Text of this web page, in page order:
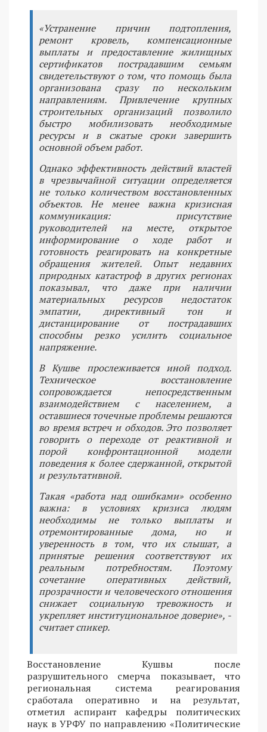
«Устранение причин подтопления,
ремонт кровель, компенсационные
выплаты и предоставление жилищных
сертификатов пострадавшим семьям
свидетельствуют о том, что помощь была
организована сразу по нескольким
направлениям. Привлечение крупных
строительных организаций позволило
быстро мобилизовать необходимые
ресурсы и в сжатые сроки завершить
основной объем работ.
Однако эффективность действий властей
в чрезвычайной ситуации определяется
не только количеством восстановленных
объектов. Не менее важна кризисная
коммуникация: присутствие
руководителей на месте, открытое
информирование о ходе работ и
готовность реагировать на конкретные
обращения жителей. Опыт недавних
природных катастроф в других регионах
показывал, что даже при наличии
материальных ресурсов недостаток
эмпатии, директивный тон и
дистанцирование от пострадавших
способны резко усилить социальное
напряжение.
В Кушве прослеживается иной подход.
Техническое восстановление
сопровождается непосредственным
взаимодействием с населением, а
оставшиеся точечные проблемы решаются
во время встреч и обходов. Это позволяет
говорить о переходе от реактивной и
порой конфронтационной модели
поведения к более сдержанной, открытой
и результативной.
Такая «работа над ошибками» особенно
важна: в условиях кризиса людям
необходимы не только выплаты и
отремонтированные дома, но и
уверенность в том, что их слышат, а
принятые решения соответствуют их
реальным потребностям. Поэтому
сочетание оперативных действий,
прозрачности и человеческого отношения
снижает социальную тревожность и
укрепляет институциональное доверие», -
считает спикер.
Восстановление Кушвы после
разрушительного смерча показывает, что
региональная система реагирования
сработала оперативно и на результат,
отметил аспирант кафедры политических
наук в УРФУ по направлению «Политические